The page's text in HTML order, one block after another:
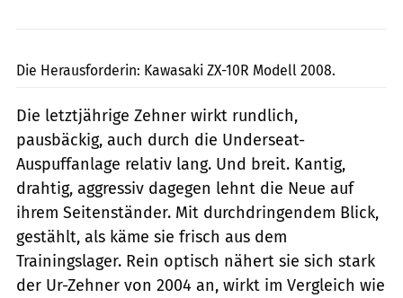
Die Herausforderin: Kawasaki ZX-10R Modell 2008.
Die letztjährige Zehner wirkt rundlich,
pausbäckig, auch durch die Underseat-
Auspuffanlage relativ lang. Und breit. Kantig,
drahtig, aggressiv dagegen lehnt die Neue auf
ihrem Seitenständer. Mit durchdringendem Blick,
gestählt, als käme sie frisch aus dem
Trainingslager. Rein optisch nähert sie sich stark
der Ur-Zehner von 2004 an, wirkt im Vergleich wie